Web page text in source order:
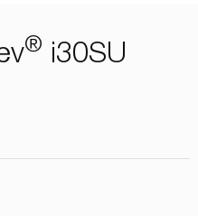
® i30SU